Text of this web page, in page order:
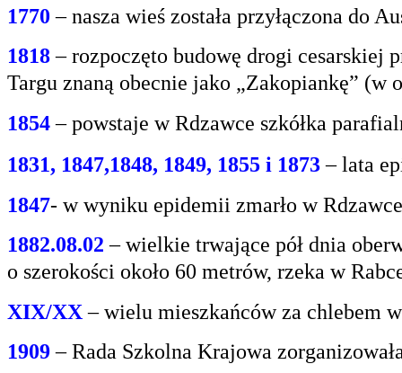
1770 – nasza wieś została przyłączona do
1818– rozpoczęto budowę drogi cesarskiej
Targu znaną obecnie jako „Zakopiankę” (w
1854 – powstaje w Rdzawce szkółka
1831, 1847,1848, 1849, 1855 i 1873 – lata
1847- w wyniku epidemii zmarło w
1882.08.02 – wielkie trwające pół dnia
o szerokości około 60 metrów, rzeka w
XIX/XX– wielu mieszkańców za chlebem
1909 – Rada Szkolna Krajowa